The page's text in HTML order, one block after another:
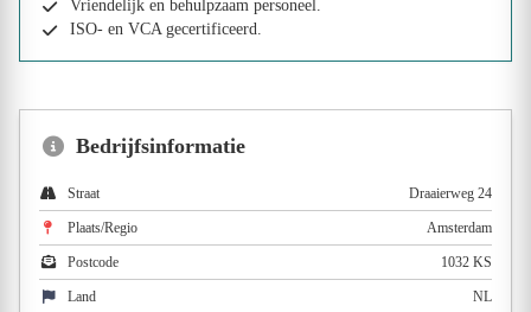
Vriendelijk en behulpzaam personeel.
ISO- en VCA gecertificeerd.
Bedrijfsinformatie
Straat Draaierweg 24
Plaats/Regio Amsterdam
Postcode 1032 KS
Land NL